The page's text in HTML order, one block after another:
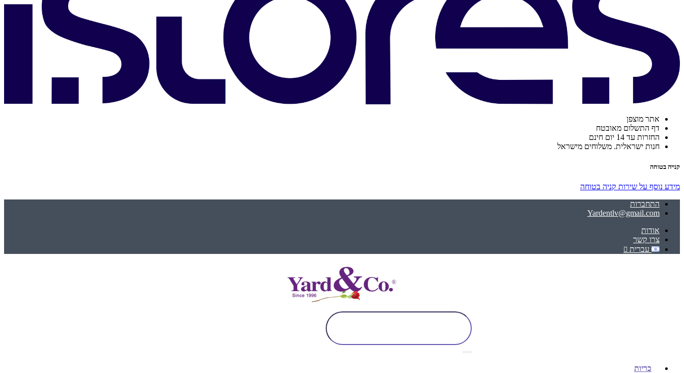
אתר מוצפן
דף התשלום מאובטח
החזרות עד 14 יום חינם
חנות ישראלית. משלוחים מישראל
קנייה בטוחה
מידע נוסף על שירות קניה בטוחה
התחברות
Yardentlv@gmail.com
אודות
צרו קשר
עברית
כריות